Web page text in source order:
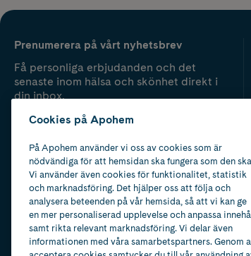
Prenumerera på vårt nyhetsbrev
Få personliga erbjudanden och det
senaste inom hälsa och skönhet direkt i
din inbox.
Cookies på Apohem
På Apohem använder vi oss av cookies som är
nödvändiga för att hemsidan ska fungera som den
Vi använder även cookies för funktionalitet, statistik
och marknadsföring. Det hjälper oss att följa och
analysera beteenden på vår hemsida, så att vi kan ge
en mer personaliserad upplevelse och anpassa
samt rikta relevant marknadsföring. Vi delar även
informationen med våra samarbetspartners. Genom